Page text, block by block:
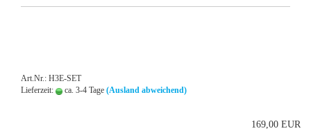
Art.Nr.: H3E-SET
Lieferzeit:
ca. 3-4 Tage (Ausland abweichend)
169,00 EUR